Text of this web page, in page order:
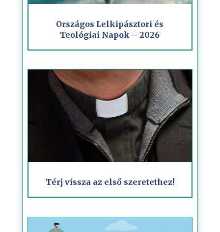
Országos Lelkipásztori és
Teológiai Napok – 2026
Térj vissza az első szeretethez!